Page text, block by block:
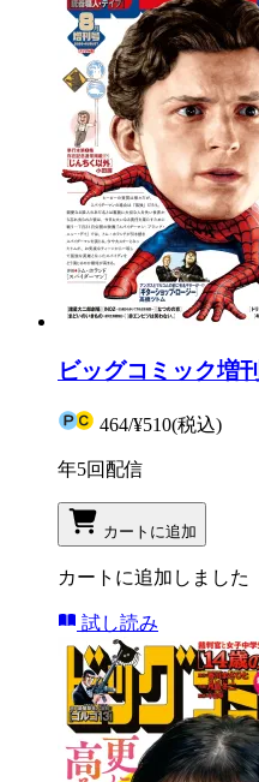
ビッグコミック増刊
464/¥510(税込)
年5回配信
カートに追加
カートに追加しました
試し読み